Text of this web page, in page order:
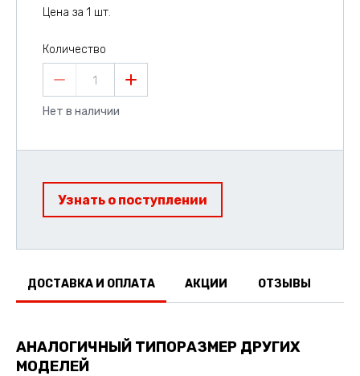
Цена за 1 шт.
Количество
1
Нет в наличии
Узнать о поступлении
ДОСТАВКА И ОПЛАТА АКЦИИ ОТЗЫВЫ
АНАЛОГИЧНЫЙ ТИПОРАЗМЕР ДРУГИХ
МОДЕЛЕЙ